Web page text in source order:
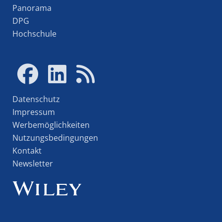
Panorama
DPG
Hochschule
Datenschutz
Impressum
Werbemöglichkeiten
Nutzungsbedingungen
Kontakt
Newsletter